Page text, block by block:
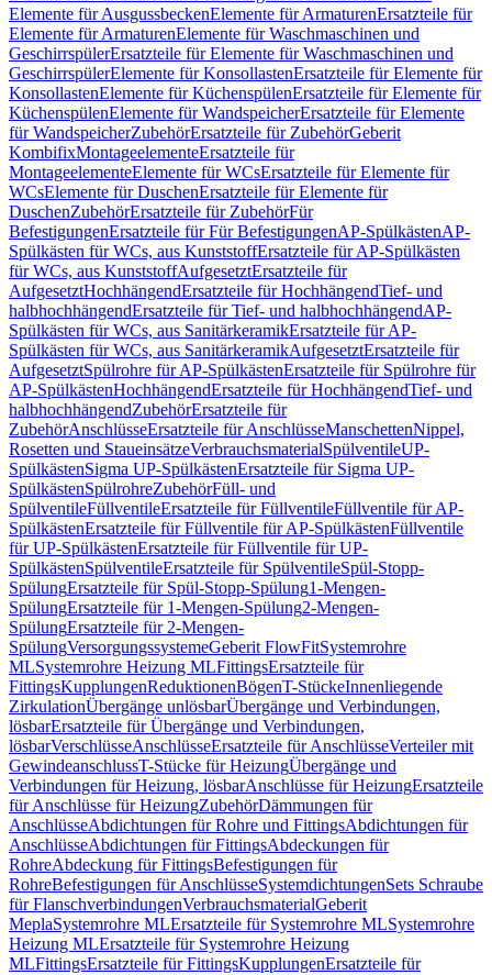
Elemente für AusgussbeckenElemente für ArmaturenErsatzteile für
Elemente für ArmaturenElemente für Waschmaschinen und
GeschirrspülerErsatzteile für Elemente für Waschmaschinen und
GeschirrspülerElemente für KonsollastenErsatzteile für Elemente für
KonsollastenElemente für KüchenspülenErsatzteile für Elemente für
KüchenspülenElemente für WandspeicherErsatzteile für Elemente
für WandspeicherZubehörErsatzteile für ZubehörGeberit
KombifixMontageelementeErsatzteile für
MontageelementeElemente für WCsErsatzteile für Elemente für
WCsElemente für DuschenErsatzteile für Elemente für
DuschenZubehörErsatzteile für ZubehörFür
BefestigungenErsatzteile für Für BefestigungenAP-SpülkästenAP-
Spülkästen für WCs, aus KunststoffErsatzteile für AP-Spülkästen
für WCs, aus KunststoffAufgesetztErsatzteile für
AufgesetztHochhängendErsatzteile für HochhängendTief- und
halbhochhängendErsatzteile für Tief- und halbhochhängendAP-
Spülkästen für WCs, aus SanitärkeramikErsatzteile für AP-
Spülkästen für WCs, aus SanitärkeramikAufgesetztErsatzteile für
AufgesetztSpülrohre für AP-SpülkästenErsatzteile für Spülrohre für
AP-SpülkästenHochhängendErsatzteile für HochhängendTief- und
halbhochhängendZubehörErsatzteile für
ZubehörAnschlüsseErsatzteile für AnschlüsseManschettenNippel,
Rosetten und StaueinsätzeVerbrauchsmaterialSpülventileUP-
SpülkästenSigma UP-SpülkästenErsatzteile für Sigma UP-
SpülkästenSpülrohreZubehörFüll- und
SpülventileFüllventileErsatzteile für FüllventileFüllventile für AP-
SpülkästenErsatzteile für Füllventile für AP-SpülkästenFüllventile
für UP-SpülkästenErsatzteile für Füllventile für UP-
SpülkästenSpülventileErsatzteile für SpülventileSpül-Stopp-
SpülungErsatzteile für Spül-Stopp-Spülung1-Mengen-
SpülungErsatzteile für 1-Mengen-Spülung2-Mengen-
SpülungErsatzteile für 2-Mengen-
SpülungVersorgungssystemeGeberit FlowFitSystemrohre
MLSystemrohre Heizung MLFittingsErsatzteile für
FittingsKupplungenReduktionenBögenT-StückeInnenliegende
ZirkulationÜbergänge unlösbarÜbergänge und Verbindungen,
lösbarErsatzteile für Übergänge und Verbindungen,
lösbarVerschlüsseAnschlüsseErsatzteile für AnschlüsseVerteiler mit
GewindeanschlussT-Stücke für HeizungÜbergänge und
Verbindungen für Heizung, lösbarAnschlüsse für HeizungErsatzteile
für Anschlüsse für HeizungZubehörDämmungen für
AnschlüsseAbdichtungen für Rohre und FittingsAbdichtungen für
AnschlüsseAbdichtungen für FittingsAbdeckungen für
RohreAbdeckung für FittingsBefestigungen für
RohreBefestigungen für AnschlüsseSystemdichtungenSets Schraube
für FlanschverbindungenVerbrauchsmaterialGeberit
MeplaSystemrohre MLErsatzteile für Systemrohre MLSystemrohre
Heizung MLErsatzteile für Systemrohre Heizung
MLFittingsErsatzteile für FittingsKupplungenErsatzteile für